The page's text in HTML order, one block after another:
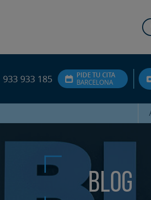
933 933 185
PIDE TU CITA
BARCELONA
Blog